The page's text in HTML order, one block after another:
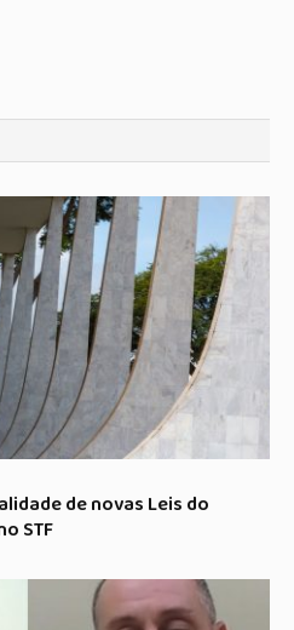
de novas Leis do
STF